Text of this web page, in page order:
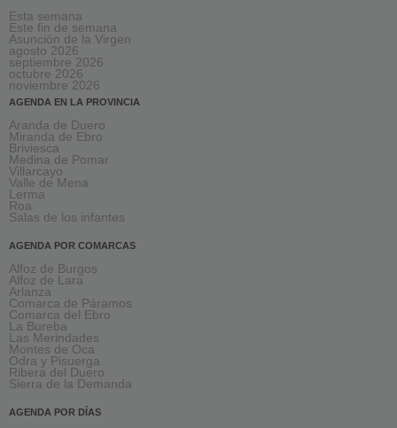
Esta semana
Este fin de semana
Asunción de la Virgen
agosto 2026
septiembre 2026
octubre 2026
noviembre 2026
AGENDA EN LA PROVINCIA
Aranda de Duero
Miranda de Ebro
Briviesca
Medina de Pomar
Villarcayo
Valle de Mena
Lerma
Roa
Salas de los infantes
AGENDA POR COMARCAS
Alfoz de Burgos
Alfoz de Lara
Arlanza
Comarca de Páramos
Comarca del Ebro
La Bureba
Las Merindades
Montes de Oca
Odra y Pisuerga
Ribera del Duero
Sierra de la Demanda
AGENDA POR DÍAS